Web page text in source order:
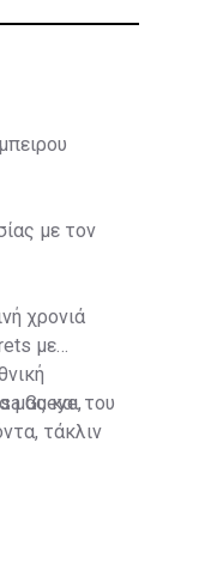
με τον
χρονιά
με
Gueye,
τάκλιν
μας και του